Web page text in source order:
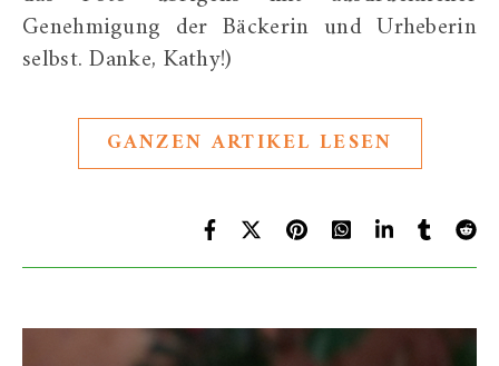
Genehmigung der Bäckerin und Urheberin
selbst. Danke, Kathy!)
GANZEN ARTIKEL LESEN